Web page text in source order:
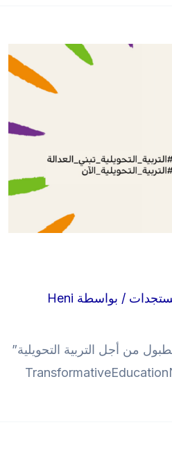
/ بواسطة Heni
2024 22 – 26 أفريل 2024 “إقرعوا الطبول من أجل التربية التحويلية”